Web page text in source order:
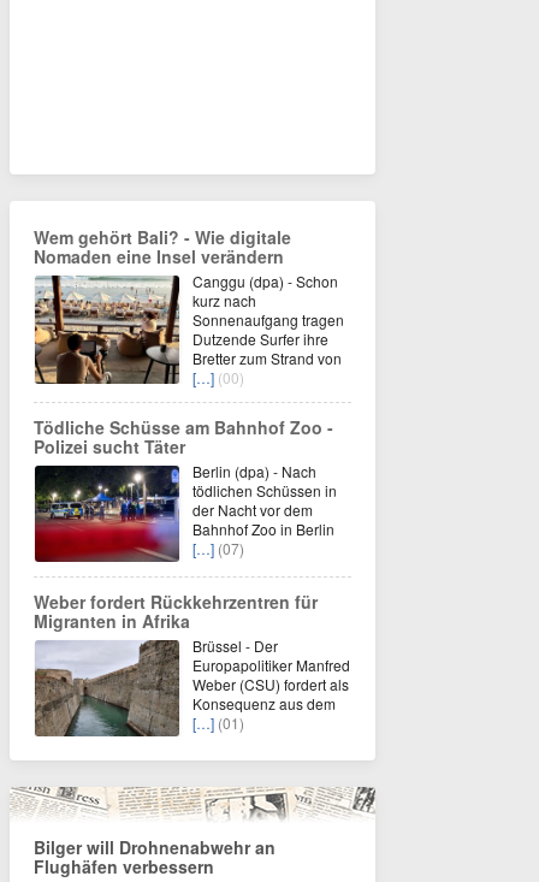
Wem gehört Bali? - Wie digitale
Nomaden eine Insel verändern
Canggu (dpa) - Schon
kurz nach
Sonnenaufgang tragen
Dutzende Surfer ihre
Bretter zum Strand von
[…] (00)
Tödliche Schüsse am Bahnhof Zoo -
Polizei sucht Täter
Berlin (dpa) - Nach
tödlichen Schüssen in
der Nacht vor dem
Bahnhof Zoo in Berlin
[…] (07)
Weber fordert Rückkehrzentren für
Migranten in Afrika
Brüssel - Der
Europapolitiker Manfred
Weber (CSU) fordert als
Konsequenz aus dem
[…] (01)
Bilger will Drohnenabwehr an
Flughäfen verbessern